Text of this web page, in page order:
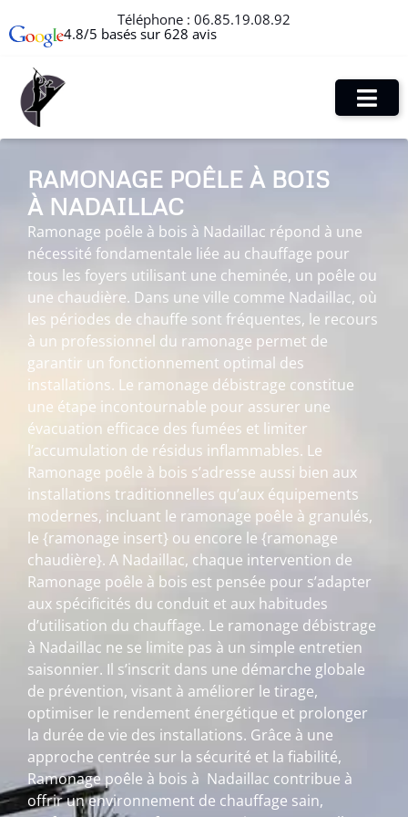
Téléphone : 06.85.19.08.92
4.8/5 basés sur 628 avis
RAMONAGE POÊLE À BOIS
À NADAILLAC
Ramonage poêle à bois à Nadaillac répond à une
nécessité fondamentale liée au chauffage pour
tous les foyers utilisant une cheminée, un poêle ou
une chaudière. Dans une ville comme Nadaillac, où
les périodes de chauffe sont fréquentes, le recours
à un professionnel du ramonage permet de
garantir un fonctionnement optimal des
installations. Le ramonage débistrage constitue
une étape incontournable pour assurer une
évacuation efficace des fumées et limiter
l’accumulation de résidus inflammables. Le
Ramonage poêle à bois s’adresse aussi bien aux
installations traditionnelles qu’aux équipements
modernes, incluant le ramonage poêle à granulés,
le {ramonage insert} ou encore le {ramonage
chaudière}. A Nadaillac, chaque intervention de
Ramonage poêle à bois est pensée pour s’adapter
aux spécificités du conduit et aux habitudes
d’utilisation du chauffage. Le ramonage débistrage
à Nadaillac ne se limite pas à un simple entretien
saisonnier. Il s’inscrit dans une démarche globale
de prévention, visant à améliorer le tirage,
optimiser le rendement énergétique et prolonger
la durée de vie des installations. Grâce à une
approche centrée sur la sécurité et la fiabilité,
Ramonage poêle à bois à Nadaillac contribue à
offrir un environnement de chauffage sain,